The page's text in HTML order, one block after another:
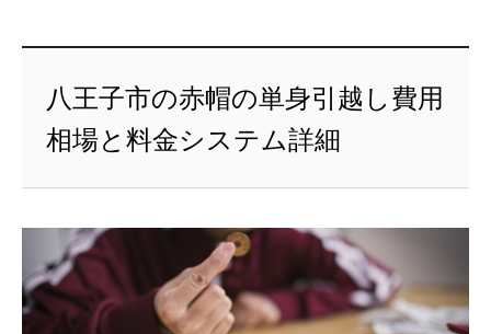
八王子市の赤帽の単身引越し費用
相場と料金システム詳細